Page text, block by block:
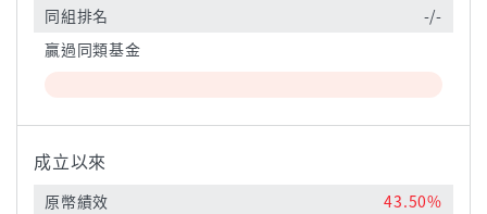
同組排名
-/-
贏過同類基金
成立以來
原幣績效
43.50%